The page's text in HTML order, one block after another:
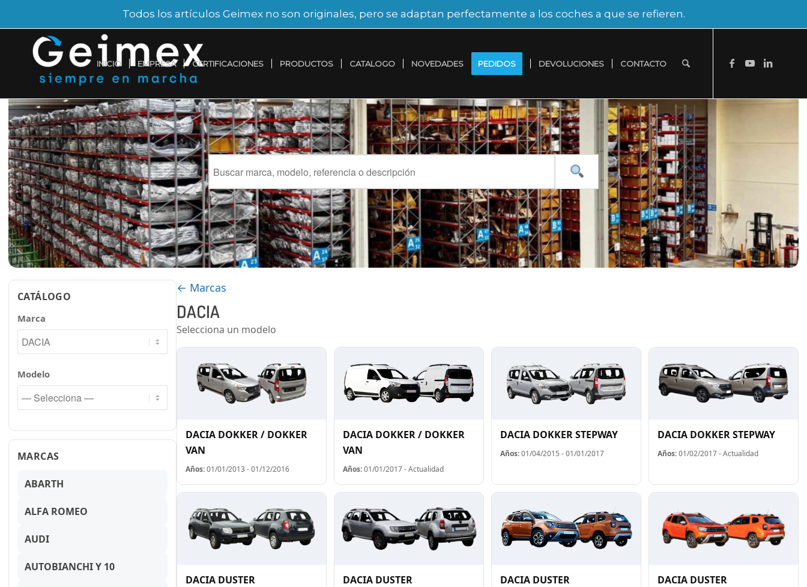
Todos los artículos Geimex no son originales, pero se adaptan perfectamente a los coches a que se refieren.
INICIO EMPRESA CERTIFICACIONES PRODUCTOS CATALOGO NOVEDADES PEDIDOS DEVOLUCIONES CONTACTO
CATÁLOGO
Marca
Modelo
MARCAS
ABARTH
ALFA ROMEO
AUDI
AUTOBIANCHI Y 10
← Marcas
DACIA
Selecciona un modelo
DACIA DOKKER / DOKKER
VAN
Años:01/01/2013 - 01/12/2016
DACIA DOKKER / DOKKER
VAN
Años:01/01/2017 - Actualidad
DACIA DOKKER STEPWAY
Años:01/04/2015 - 01/01/2017
DACIA DOKKER STEPWAY
Años:01/02/2017 - Actualidad
DACIA DUSTER DACIA DUSTER DACIA DUSTER DACIA DUSTER